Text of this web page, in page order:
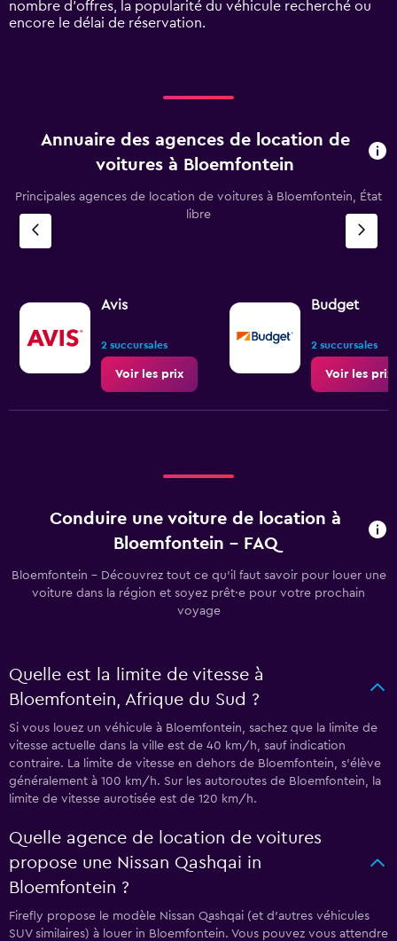
Range:
0
nombre d’offres, la popularité du véhicule recherché ou
encore le délai de réservation.
Annuaire des agences de location de
voitures à Bloemfontein
Principales agences de location de voitures à Bloemfontein, État
libre
Avis
2 succursales
Voir les prix
Budget
2 succursales
Voir les prix
Conduire une voiture de location à
Bloemfontein - FAQ
Bloemfontein - Découvrez tout ce qu’il faut savoir pour louer une
voiture dans la région et soyez prêt·e pour votre prochain
voyage
Quelle est la limite de vitesse à
Bloemfontein, Afrique du Sud ?
Si vous louez un véhicule à Bloemfontein, sachez que la limite de
vitesse actuelle dans la ville est de 40 km/h, sauf indication
contraire. La limite de vitesse en dehors de Bloemfontein, s’élève
généralement à 100 km/h. Sur les autoroutes de Bloemfontein, la
limite de vitesse aurotisée est de 120 km/h.
Quelle agence de location de voitures
propose une Nissan Qashqai in
Bloemfontein ?
Firefly propose le modèle Nissan Qashqai (et d'autres véhicules
SUV similaires) à louer in Bloemfontein. Vous pouvez vous attendre